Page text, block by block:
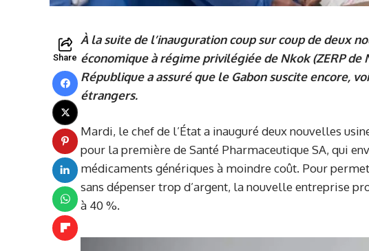
Share
À la suite de l’inauguration coup sur coup de deux
économique à régime privilégiée de Nkok (ZERP
République a assuré que le Gabon suscite encore,
étrangers.
Mardi, le chef de l’État a inauguré deux nouvelles
pour la première de Santé Pharmaceutique SA, qui
médicaments génériques à moindre coût. Pour
sans dépenser trop d’argent, la nouvelle entreprise
à 40 %.